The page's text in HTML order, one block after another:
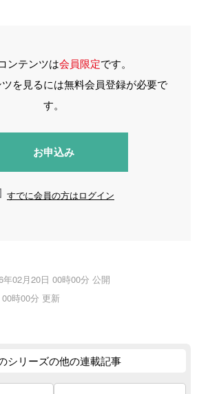
ンテンツは会員限定です。
を見るには無料会員登録が必要で
す。
お申込み
すでに会員の方はログイン
年02月20日 00時00分 公開
時00分 更新
シリーズの他の連載記事